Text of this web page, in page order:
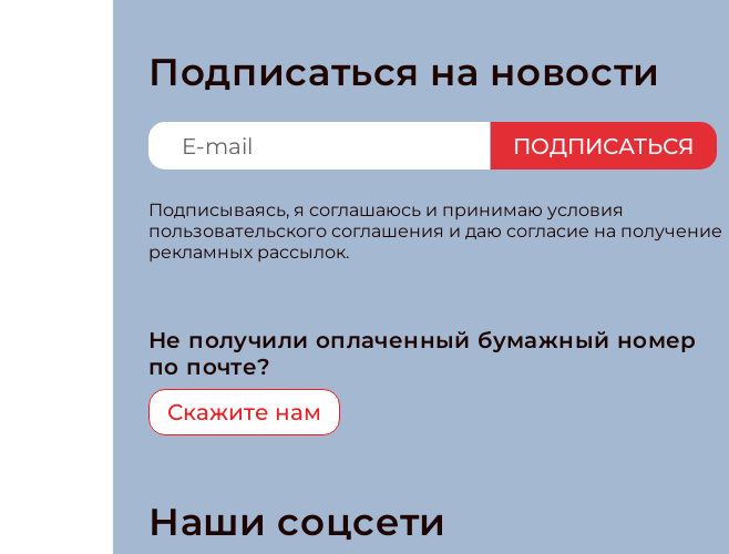
Подписаться на новости
ПОДПИСАТЬСЯ
Подписываясь, я соглашаюсь и принимаю условия
пользовательского соглашения и даю согласие на получение
рекламных рассылок.
Не получили оплаченный бумажный номер
по почте?
Скажите нам
Наши соцсети